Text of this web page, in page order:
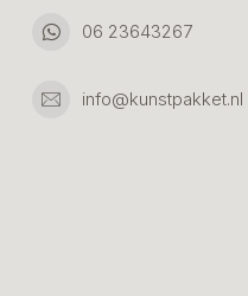
06 23643267
info@kunstpakket.nl